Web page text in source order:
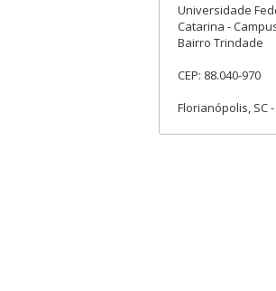
Universidade
Catarina -
Bairro Trindade
CEP: 88.040-970
Florianópolis, SC